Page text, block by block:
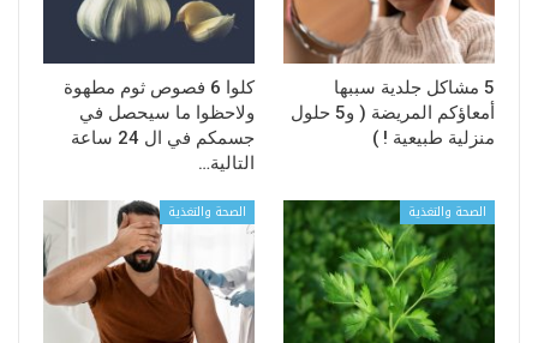
5 مشاكل جلدية سببها
أمعاؤكم المريضة ( و5 حلول
منزلية طبيعية ! )
كلوا 6 فصوص ثوم مطهوة
ولاحظوا ما سيحصل في
جسمكم في ال 24 ساعة
التالية…
الصحة والتغذية الصحة والتغذية